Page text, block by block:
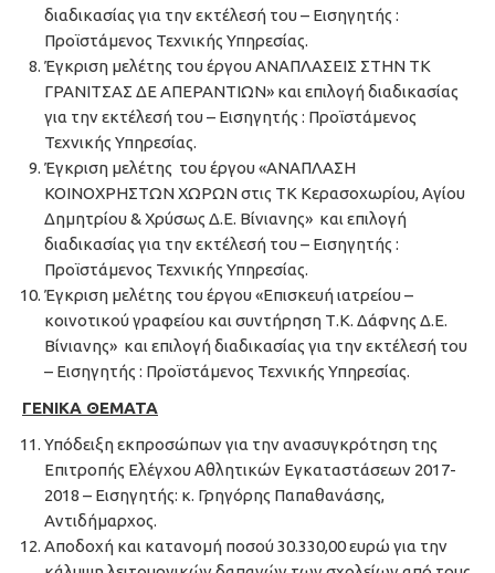
διαδικασίας για την εκτέλεσή του – Εισηγητής :
Προϊστάμενος Τεχνικής Υπηρεσίας.
Έγκριση μελέτης του έργου ΑΝΑΠΛΑΣΕΙΣ ΣΤΗΝ ΤΚ
ΓΡΑΝΙΤΣΑΣ ΔΕ ΑΠΕΡΑΝΤΙΩΝ» και επιλογή διαδικασίας
για την εκτέλεσή του – Εισηγητής : Προϊστάμενος
Τεχνικής Υπηρεσίας.
Έγκριση μελέτης του έργου «ΑΝΑΠΛΑΣΗ
ΚΟΙΝΟΧΡΗΣΤΩΝ ΧΩΡΩΝ στις ΤΚ Κερασοχωρίου, Αγίου
Δημητρίου & Χρύσως Δ.Ε. Βίνιανης» και επιλογή
διαδικασίας για την εκτέλεσή του – Εισηγητής :
Προϊστάμενος Τεχνικής Υπηρεσίας.
Έγκριση μελέτης του έργου «Επισκευή ιατρείου –
κοινοτικού γραφείου και συντήρηση Τ.Κ. Δάφνης Δ.Ε.
Βίνιανης» και επιλογή διαδικασίας για την εκτέλεσή του
– Εισηγητής : Προϊστάμενος Τεχνικής Υπηρεσίας.
ΓΕΝΙΚΑ ΘΕΜΑΤΑ
Υπόδειξη εκπροσώπων για την ανασυγκρότηση της
Επιτροπής Ελέγχου Αθλητικών Εγκαταστάσεων 2017-
2018 – Εισηγητής: κ. Γρηγόρης Παπαθανάσης,
Αντιδήμαρχος.
Αποδοχή και κατανομή ποσού 30.330,00 ευρώ για την